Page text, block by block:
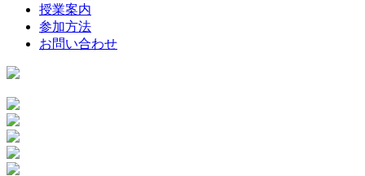
授業案内
参加方法
お問い合わせ